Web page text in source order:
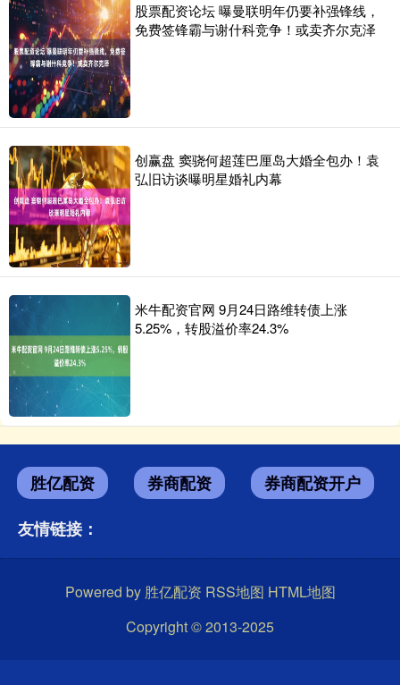
股票配资论坛 曝曼联明年仍要补强锋线，
免费签锋霸与谢什科竞争！或卖齐尔克泽
创赢盘 窦骁何超莲巴厘岛大婚全包办！袁
弘旧访谈曝明星婚礼内幕
米牛配资官网 9月24日路维转债上涨
5.25%，转股溢价率24.3%
胜亿配资 券商配资
券商配资开户
友情链接：
Powered by 胜亿配资 RSS地图 HTML地图
Copyright© 2013-2025